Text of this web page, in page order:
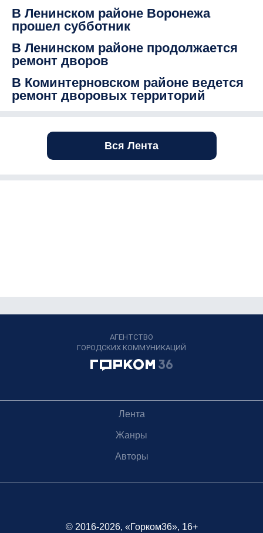
В Ленинском районе Воронежа
прошел субботник
В Ленинском районе продолжается
ремонт дворов
В Коминтерновском районе ведется
ремонт дворовых территорий
Вся Лента
АГЕНТСТВО
ГОРОДСКИХ КОММУНИКАЦИЙ
Лента
Жанры
Авторы
© 2016-2026, «Горком36», 16+